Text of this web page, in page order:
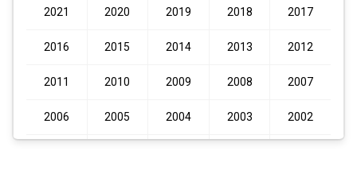
2021 2020 2019 2018 2017
2016 2015 2014 2013 2012
2011 2010 2009 2008 2007
2006 2005 2004 2003 2002